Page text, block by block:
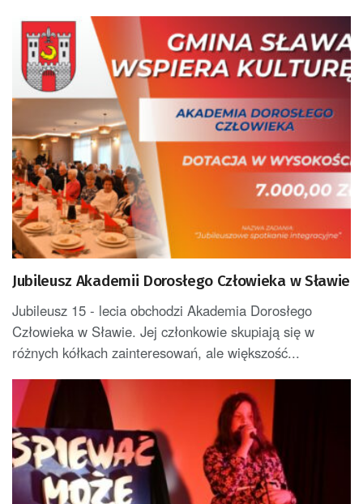
Jubileusz Akademii Dorosłego Człowieka w Sławie
Jubileusz 15 - lecia obchodzi Akademia Dorosłego
Człowieka w Sławie. Jej członkowie skupiają się w
różnych kółkach zainteresowań, ale większość...